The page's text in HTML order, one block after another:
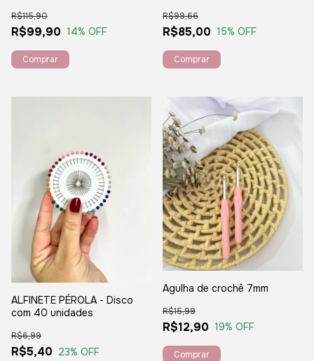
R$99,90
R$115,90
14% OFF R$85,00
R$99,66
15% OFF
ALFINETE PÉROLA - Disco
com 40 unidades
R$5,40
R$6,99
23% OFF
Agulha de crochê 7mm
R$12,90
R$15,99
19% OFF